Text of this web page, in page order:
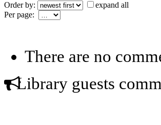
Order by:
expand all
Per page:
There are no
Library guests